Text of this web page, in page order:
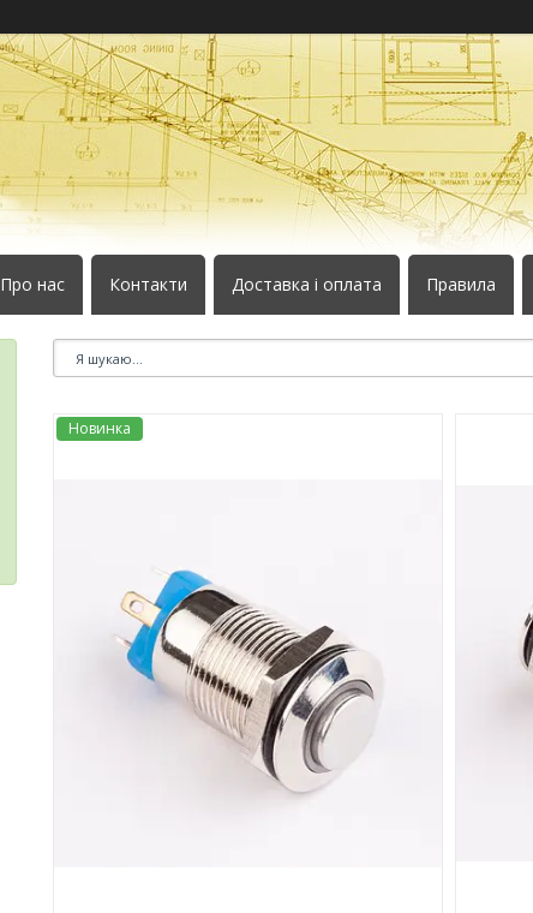
Про нас Контакти Доставка і оплата Правила
Новинка